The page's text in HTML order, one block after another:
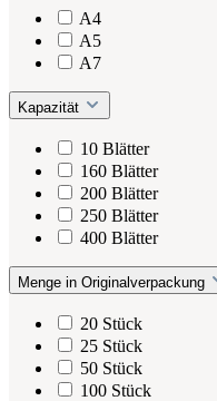
A4
A5
A7
Kapazität
10 Blätter
160 Blätter
200 Blätter
250 Blätter
400 Blätter
Menge in Originalverpackung
20 Stück
25 Stück
50 Stück
100 Stück